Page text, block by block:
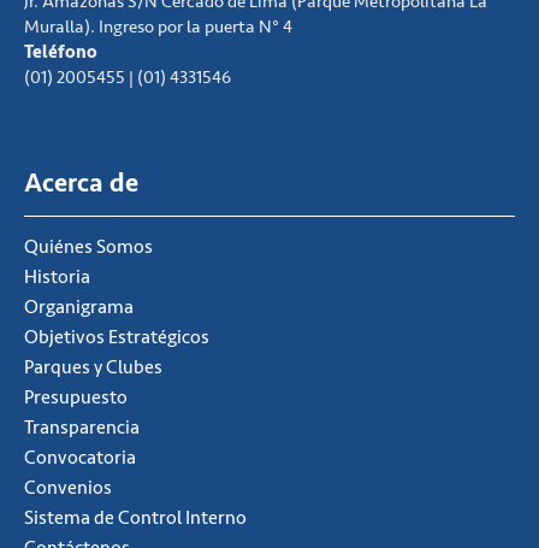
Muralla). Ingreso por la puerta N° 4
Teléfono
(01) 2005455 | (01) 4331546
Acerca de
Quiénes Somos
Historia
Organigrama
Objetivos Estratégicos
Parques y Clubes
Presupuesto
Transparencia
Convocatoria
Convenios
Sistema de Control Interno